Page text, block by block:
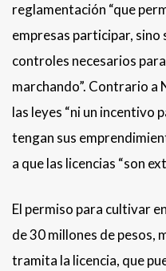
reglamentación “que
empresas participar, sino
controles necesarios
marchando”. Contrario a
las leyes “ni un incentivo
tengan sus
a que las licencias “son
El permiso para cultivar
de 30 millones de pesos,
tramita la licencia, que